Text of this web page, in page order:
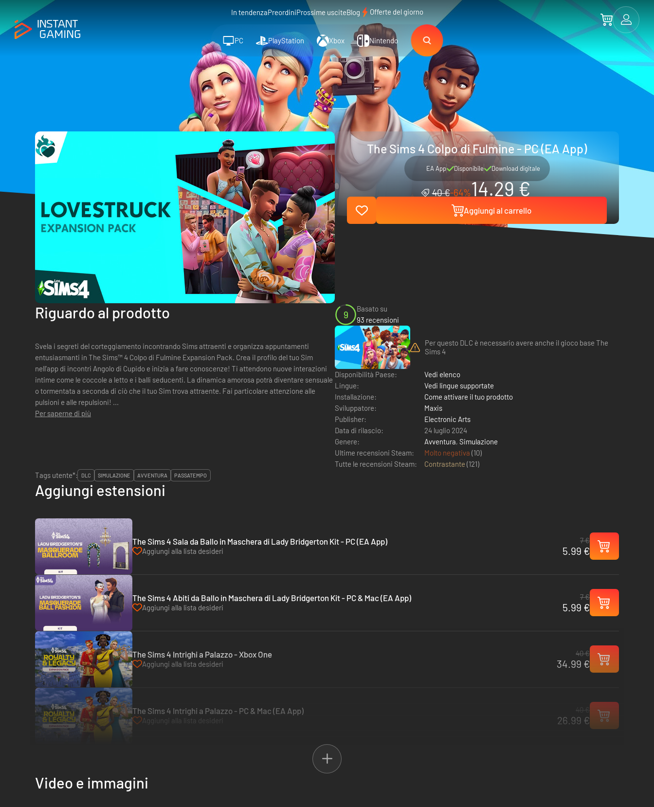
In tendenzaPreordiniProssime usciteBlog Offerte del giorno
PC PlayStation Xbox Nintendo
The Sims 4 Colpo di Fulmine - PC (EA App)
EA App Disponibile Download digitale
40 €-64%14.29 €
Aggiungi al carrello
Riguardo al prodotto
Svela i segreti del corteggiamento incontrando Sims attraenti e organizza appuntamenti
entusiasmanti in The Sims™ 4 Colpo di Fulmine Expansion Pack. Crea il profilo del tuo Sim
nell'app di incontri Angolo di Cupido e inizia a fare conoscenze! Ti attendono nuove interazioni
intime come le coccole a letto e i balli seducenti. La dinamica amorosa potrà diventare sensuale
o tormentata a seconda di ciò che il tuo Sim trova attraente. Fai particolare attenzione alle
pulsioni e alle repulsioni! ...
Per saperne di più
9
Basato su
93 recensioni
Per questo DLC è necessario avere anche il gioco base The
Sims 4
Disponibilità Paese:
Vedi elenco
Lingue:
Vedi lingue supportate
Installazione:
Come attivare il tuo prodotto
Sviluppatore:
Maxis
Publisher:
Electronic Arts
Data di rilascio:
24 luglio 2024
Genere:
Avventura, Simulazione
Ultime recensioni Steam:
Molto negativa (10)
Tutte le recensioni Steam:
Contrastante (121)
Tags utente*:
DLC SIMULAZIONE AVVENTURA PASSATEMPO
Aggiungi estensioni
The Sims 4 Sala da Ballo in Maschera di Lady Bridgerton Kit - PC (EA App)
Aggiungi alla lista desideri
7 €
5.99 €
The Sims 4 Abiti da Ballo in Maschera di Lady Bridgerton Kit - PC & Mac (EA App)
Aggiungi alla lista desideri
7 €
5.99 €
The Sims 4 Intrighi a Palazzo - Xbox One
Aggiungi alla lista desideri
40 €
34.99 €
The Sims 4 Intrighi a Palazzo - PC & Mac (EA App)
Aggiungi alla lista desideri 26.99 €
Video e immagini